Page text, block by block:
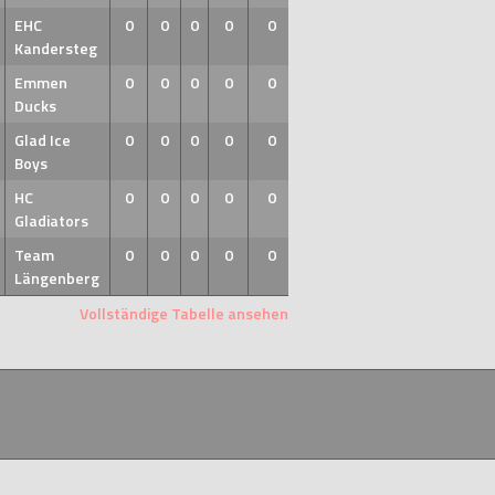
EHC
Kandersteg
0 0 0 0 0
Emmen
Ducks
0 0 0 0 0
Glad Ice
Boys
0 0 0 0 0
HC
Gladiators
0 0 0 0 0
Team
Längenberg
0 0 0 0 0
Vollständige Tabelle ansehen